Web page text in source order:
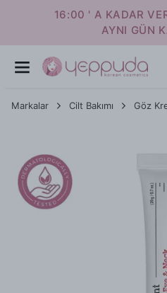
16:00 ' A KADAR
AYNI GÜN
Markalar Cilt Bakımı Göz